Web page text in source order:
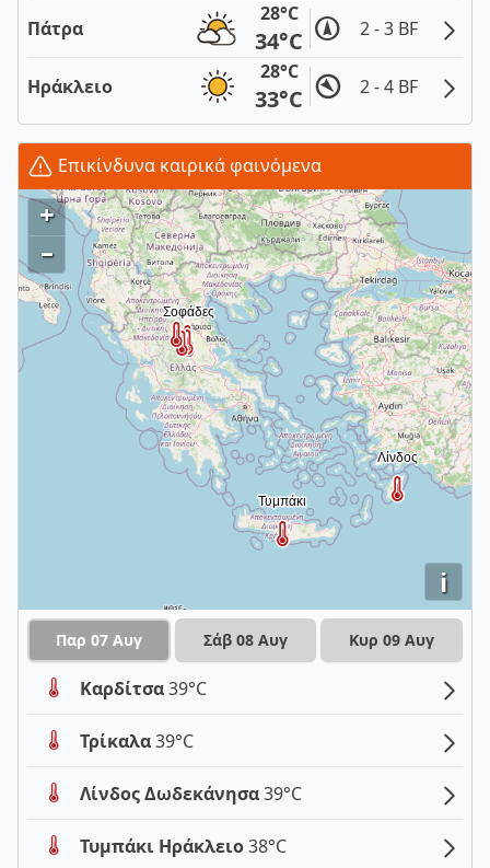
Πάτρα
28°C
34°C 2 - 3 BF
Ηράκλειο
28°C
33°C 2 - 4 BF
Επικίνδυνα καιρικά φαινόμενα
i
+
–
Παρ 07 Αυγ Σάβ 08 Αυγ Κυρ 09 Αυγ
Καρδίτσα39°C
Τρίκαλα39°C
Λίνδος Δωδεκάνησα39°C
Τυμπάκι Ηράκλειο38°C